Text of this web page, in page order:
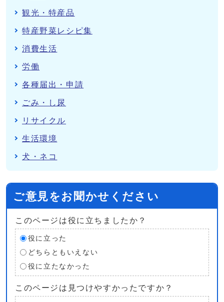
観光・特産品
特産野菜レシピ集
消費生活
労働
各種届出・申請
ごみ・し尿
リサイクル
生活環境
犬・ネコ
ご意見をお聞かせください
このページは役に立ちましたか？
役に立った
どちらともいえない
役に立たなかった
このページは見つけやすかったですか？